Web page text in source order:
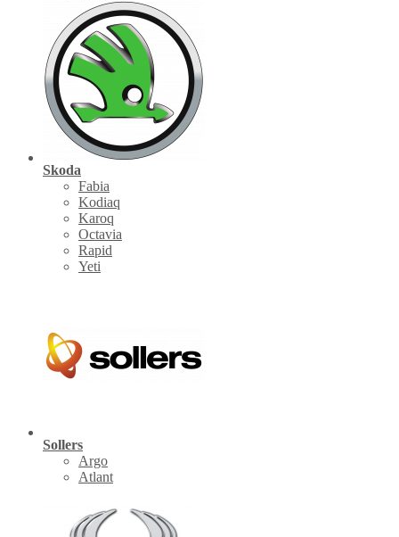
Skoda
Fabia
Kodiaq
Karoq
Octavia
Rapid
Yeti
Sollers
Argo
Atlant